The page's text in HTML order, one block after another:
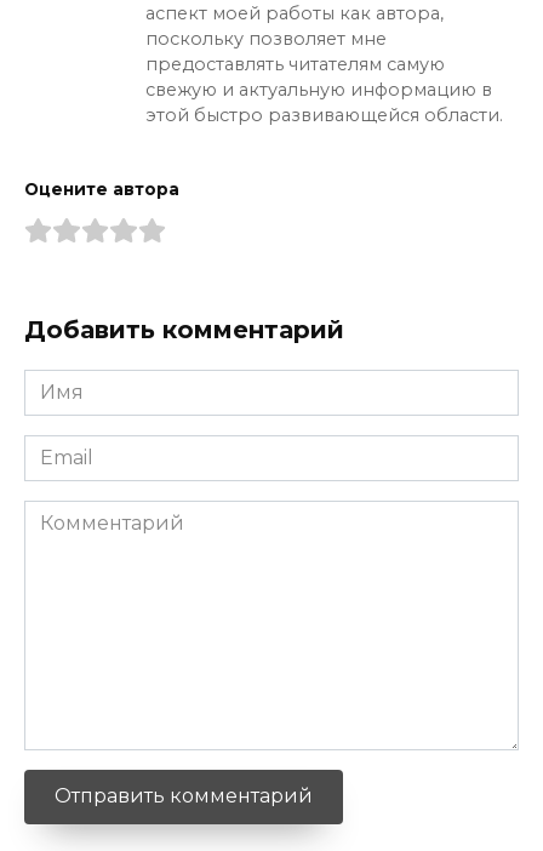
аспект моей работы как автора,
поскольку позволяет мне
предоставлять читателям самую
свежую и актуальную информацию в
этой быстро развивающейся области.
Оцените автора
Добавить комментарий
Имя
*
Email
*
Комментарий